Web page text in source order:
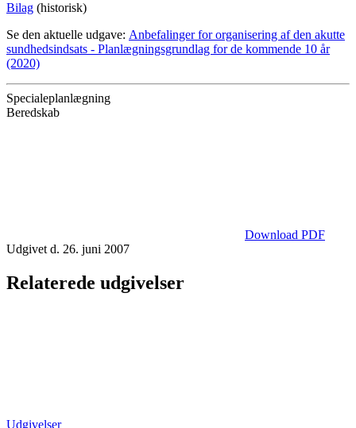
Bilag (historisk)
Se den aktuelle udgave: Anbefalinger for organisering af den akutte
sundhedsindsats - Planlægningsgrundlag for de kommende 10 år
(2020)
Specialeplanlægning
Beredskab
Download PDF
Udgivet d. 26. juni 2007
Relaterede udgivelser
Udgivelser